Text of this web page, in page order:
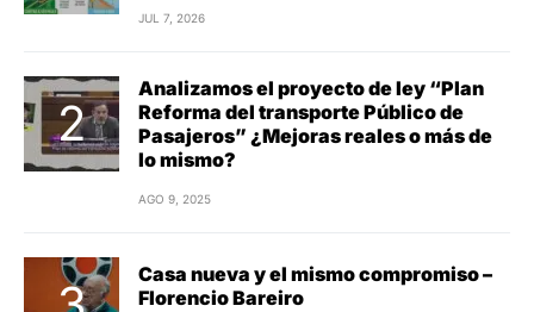
JUL 7, 2026
Analizamos el proyecto de ley “Plan
Reforma del transporte Público de
Pasajeros” ¿Mejoras reales o más de
lo mismo?
AGO 9, 2025
Casa nueva y el mismo compromiso –
Florencio Bareiro